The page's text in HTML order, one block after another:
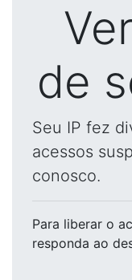
de
Seu IP fez
acessos
conosco.
Para liberar o
responda ao